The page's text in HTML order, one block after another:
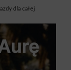
dla całej